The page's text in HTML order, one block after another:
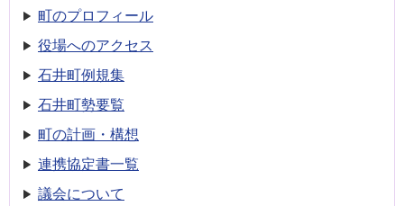
町のプロフィール
役場へのアクセス
石井町例規集
石井町勢要覧
町の計画・構想
連携協定書一覧
議会について